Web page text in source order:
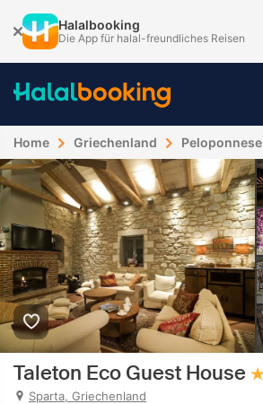
Halalbooking
Die App für halal-freundliches Reisen
Home Griechenland Peloponnese
Taleton Eco Guest House
Sparta, Griechenland